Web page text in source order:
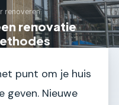
renoveren
renovatie
punt om je huis
geven. Nieuwe